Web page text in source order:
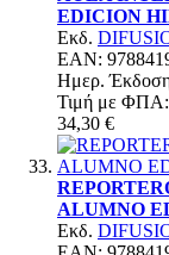
EDICION
Εκδ.
EAN:
Ημερ.
Τιμή με ΦΠΑ:
34,30 €
ALUMNO
Εκδ.